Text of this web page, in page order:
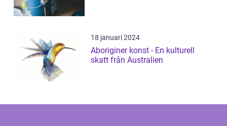
18 januari 2024
Aboriginer konst - En kulturell
skatt från Australien